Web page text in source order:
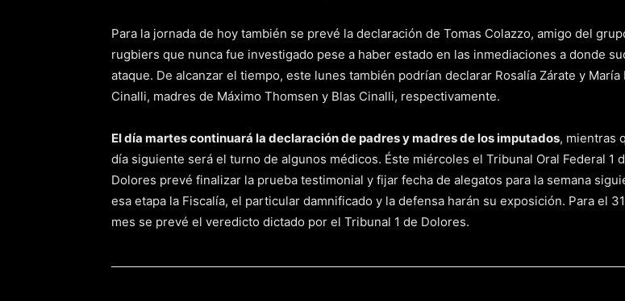
Para la jornada de hoy también se prevé la declaración de Tomas Colazzo, amigo del
rugbiers que nunca fue investigado pese a haber estado en las inmediaciones a donde
ataque. De alcanzar el tiempo, este lunes también podrían declarar Rosalía Zárate y María
Cinalli, madres de Máximo Thomsen y Blas Cinalli, respectivamente.
El día martes continuará la declaración de padres y madres de los imputados, mientras
día siguiente será el turno de algunos médicos. Éste miércoles el Tribunal Oral Federal 1
Dolores prevé finalizar la prueba testimonial y fijar fecha de alegatos para la semana
esa etapa la Fiscalía, el particular damnificado y la defensa harán su exposición. Para el
mes se prevé el veredicto dictado por el Tribunal 1 de Dolores.